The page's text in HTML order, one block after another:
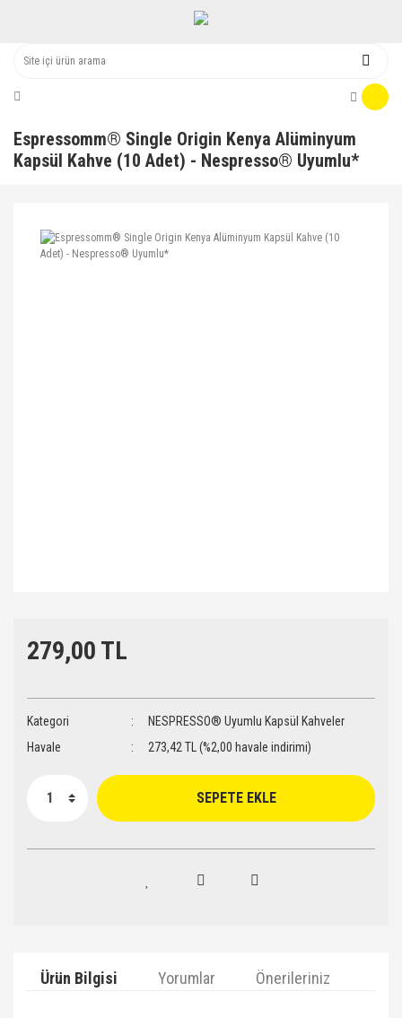
Espressomm® Single Origin Kenya Alüminyum
Kapsül Kahve (10 Adet) - Nespresso® Uyumlu*
279,00 TL
Kategori
NESPRESSO® Uyumlu Kapsül Kahveler
Havale
273,42 TL (%2,00 havale indirimi)
SEPETE EKLE
Ürün Bilgisi Yorumlar Önerileriniz